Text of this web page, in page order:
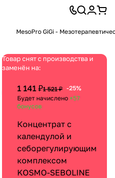
MesoPro GiGi -
Товар снят с производства и
заменён на:
1 141 ₽1 521 ₽ -25%
Будет начислено +57
бонусов
Концентрат с
календулой и
себорегулирующим
комплексом
KOSMO-SEBOLINE